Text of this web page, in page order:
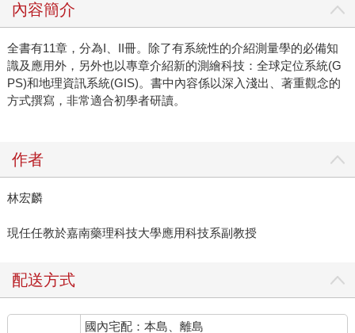
內容簡介
全書有11章，分為I、II冊。除了有系統性的介紹測量學的必備知
識及應用外，另外也以專章介紹新的測繪科技：全球定位系統(G
PS)和地理資訊系統(GIS)。書中內容係以深入淺出、著重觀念的
方式撰寫，非常適合初學者研讀。
作者
林宏麟
現任任教於嘉南藥理科技大學應用科技系副教授
配送方式
國內宅配：本島、離島